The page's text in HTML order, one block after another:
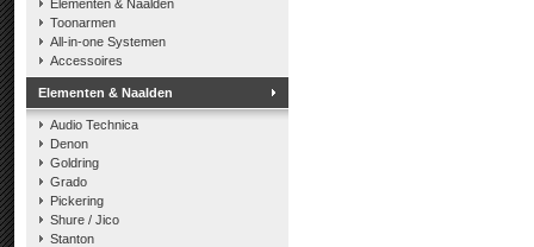
Elementen & Naalden
Toonarmen
All-in-one Systemen
Accessoires
Elementen & Naalden
Audio Technica
Denon
Goldring
Grado
Pickering
Shure / Jico
Stanton